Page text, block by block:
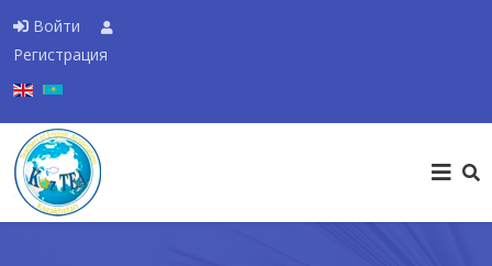
Войти
Регистрация